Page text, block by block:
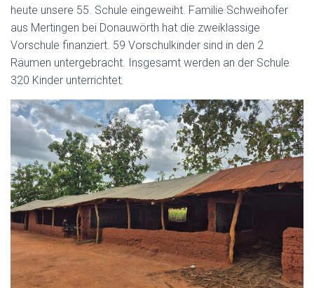
heute unsere 55. Schule eingeweiht. Familie Schweihofer
aus Mertingen bei Donauwörth hat die zweiklassige
Vorschule finanziert. 59 Vorschulkinder sind in den 2
Räumen untergebracht. Insgesamt werden an der Schule
320 Kinder unterrichtet.